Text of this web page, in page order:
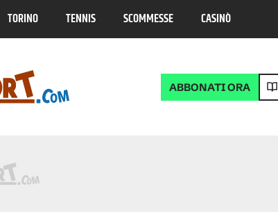
TORINO TENNIS SCOMMESSE CASINÒ
ABBONATI ORA